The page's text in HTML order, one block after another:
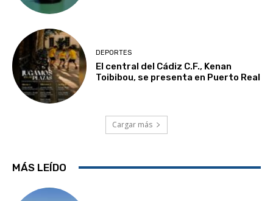
DEPORTES
El central del Cádiz C.F., Kenan
Toibibou, se presenta en Puerto Real
Cargar más
MÁS LEÍDO